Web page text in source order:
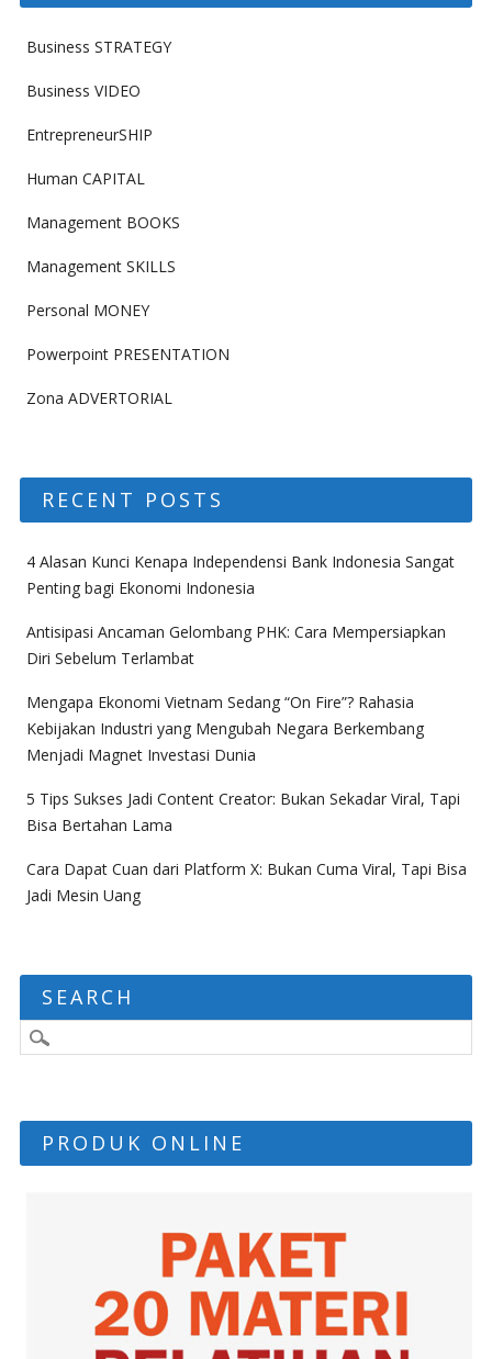
Business STRATEGY
Business VIDEO
EntrepreneurSHIP
Human CAPITAL
Management BOOKS
Management SKILLS
Personal MONEY
Powerpoint PRESENTATION
Zona ADVERTORIAL
RECENT POSTS
4 Alasan Kunci Kenapa Independensi Bank Indonesia Sangat
Penting bagi Ekonomi Indonesia
Antisipasi Ancaman Gelombang PHK: Cara Mempersiapkan
Diri Sebelum Terlambat
Mengapa Ekonomi Vietnam Sedang “On Fire”? Rahasia
Kebijakan Industri yang Mengubah Negara Berkembang
Menjadi Magnet Investasi Dunia
5 Tips Sukses Jadi Content Creator: Bukan Sekadar Viral, Tapi
Bisa Bertahan Lama
Cara Dapat Cuan dari Platform X: Bukan Cuma Viral, Tapi Bisa
Jadi Mesin Uang
SEARCH
PRODUK ONLINE